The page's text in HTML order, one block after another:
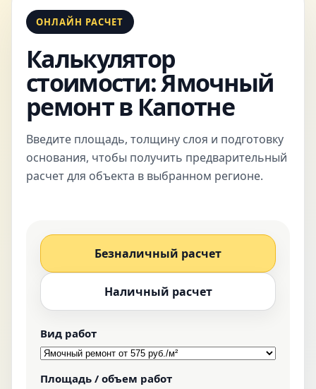
ОНЛАЙН РАСЧЕТ
Калькулятор
стоимости: Ямочный
ремонт в Капотне
Введите площадь, толщину слоя и подготовку
основания, чтобы получить предварительный
расчет для объекта в выбранном регионе.
Безналичный расчет
Наличный расчет
Вид работ
Площадь / объем работ